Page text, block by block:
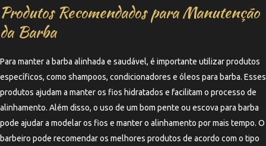
Produtos Recomendados para Manutenção
da Barba
Para manter a barba alinhada e saudável, é importante utilizar produtos
específicos, como shampoos, condicionadores e óleos para barba. Esses
produtos ajudam a manter os fios hidratados e facilitam o processo de
alinhamento. Além disso, o uso de um bom pente ou escova para barba
pode ajudar a modelar os fios e manter o alinhamento por mais tempo. O
barbeiro pode recomendar os melhores produtos de acordo com o tipo